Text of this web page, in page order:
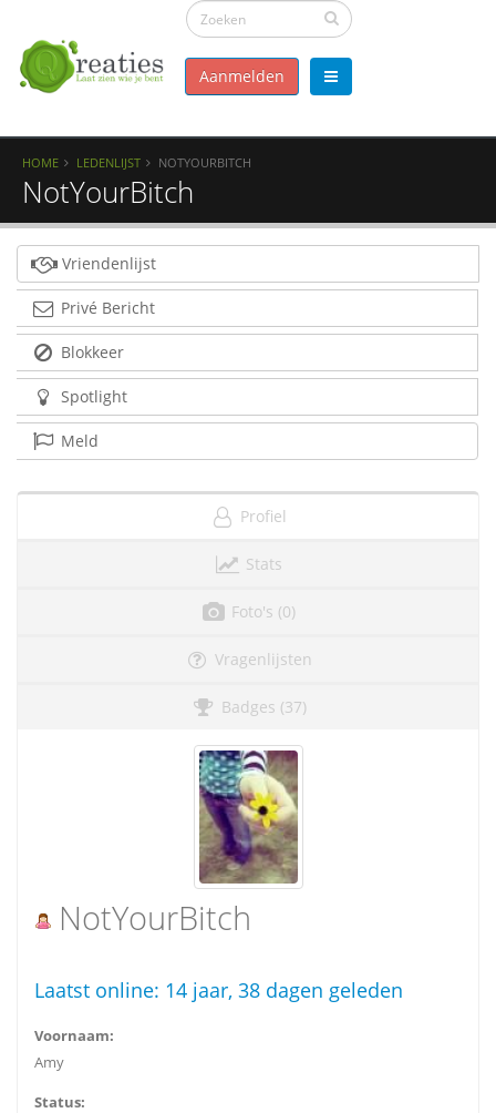
Aanmelden
HOME LEDENLIJST NOTYOURBITCH
NotYourBitch
Vriendenlijst
Privé Bericht
Blokkeer
Spotlight
Meld
Profiel
Stats
Foto's (0)
Vragenlijsten
Badges (37)
NotYourBitch
Laatst online: 14 jaar, 38 dagen geleden
Voornaam:
Amy
Status: